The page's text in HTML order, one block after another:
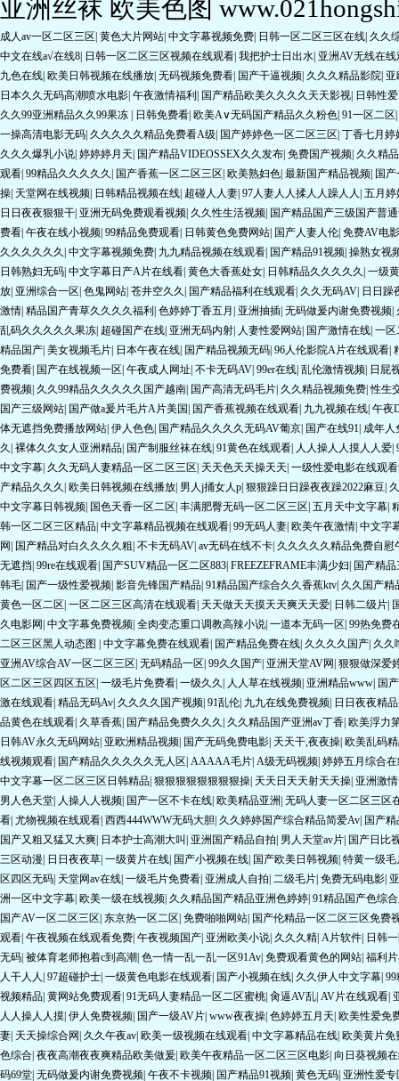
成人av一区二区三区|黄色大片网站|中文字幕视频免费| 日韩一区二区三区在线|久久
中文在线a√在线8|日韩一区二区三区视频在线观看|我把护士日出水|亚洲AV无线在线
九色在线
欧美日韩视频在线播放|无码视频免费看| 国产干逼视频|久久久精品影院|亚
日本久久无码高潮喷水电影|午夜激情福利|国产精品欧美久久久久天天影视|日韩性
久久99亚洲精品久久99果冻 |日韩免费看|欧美A∨无码国产精品久久粉色|91一区二区|
一操高清电影无码 |久久久久久精品免费看A级 | 国产婷婷色一区二区三区 | 丁香七月婷
久久久爆乳小说|婷婷婷月天 |国产精品VIDEOSSEX久久发布 |免费国产视频|久久精
观看 |99精品久久久久久 |国产香蕉一区二区三区|欧美熟妇色| 最新国产精品视频| 国
操|天堂网在线视频 |日韩精品视频在线|超碰人人妻|97人妻人人揉人人躁人人|五月婷
日日夜夜狠狠干|亚洲无码免费观看视频|久久性生活视频|国产精品国产三级国产普
费看|午夜在线小视频|99精品免费观看|日韩黄色免费网站 |国产人妻人伦|免费AV电
久久久久久久| 中文字幕视频免费|九九精品视频在线观看|国产精品91视频 |操熟女视
日韩熟妇无码 | 中文字幕日产A片在线看|黄色大香蕉处女| 日韩精品久久久久久|一级
放|亚洲综合一区|色鬼网站|苍井空久久|国产精品福利在线观看|久久无码AV| 日日躁
激情|精品国产青草久久久久福利|色婷婷丁香五月|亚洲抽插|无码做爰内谢免费视频|
乱码久久久久久果冻| 超碰国产在线| 亚洲无码内射| 人妻性爱网站|国产激情在线|一区
精品国产 |美女视频毛片|日本午夜在线|国产精品视频无码|96人伦影院A片在线观看|
免费看|国产在线视频一区|午夜成人网址|不卡无码AV|99er在线 |乱伦激情视频|日屁
费视频| 久久99精品久久久久久国产越南| 国产高清无码毛片 |久久精品视频免费| 性生
国产三级网站|国产做a爰片毛片A片美国 |国产香蕉视频在线观看 |九九视频在线 |午夜
体无遮挡免费播放网站|伊人色色 |国产精品久久久久无码AV葡京 |国产在线91|成年人
久|裸体久久女人亚洲精品 国产制服丝袜在线 |91黄色在线观看|人人操人人摸人人爱
中文字幕| 久久无码人妻精品一区二区三区|天天色天天操天天|一级性爱电影在线观看
产精品久久久| 欧美日韩视频在线播放|男人j捅女人p| 狠狠躁日日躁夜夜躁2022麻豆|
中文字幕日韩视频|国色天香一区二区| 丰满肥臀无码一区二区三区|五月天中文字幕 |
韩一区二区三区精品| 中文字幕精品视频在线观看|99无码人妻|欧美午夜激情|中文字
网
国产精品对白久久久久粗|不卡无码AV|av无码在线不卡 |久久久久久精品免费自慰
无遮挡|99re在线观看 国产SUV精品一区二区883|FREEZEFRAME丰满少妇| 国产精品
韩毛|国产一级性爱视频|影音先锋国产精品|91精品国产综合久久香蕉ktv|久久国产精
黄色一区二区|一区二区三区高清在线观看|天天做天天摸天天爽天天爱 | 日韩二级片|
久电影网|中文字幕免费视频|全肉变态重口调教高辣小说|一道本无码一区|99热免费
二区三区黑人动态图 |中文字幕免费在线观看|国产精品免费在线|久久久久国产 |久久
亚洲AV综合AV一区二区三区|无码精品一区|99久久国产| 亚洲天堂AV网 狠狠做深爱
区二区三区四区五区|一级毛片免费看|一级久久| 人人草在线视频|亚洲精品www|国
激在线观看|精品无码Av|久久久久国产视频 |91乱伦 | 九九在线免费视频|日日夜夜精品
品黄色在线观看| 久草香蕉| 国产精品免费久久久| 久久精品国产亚洲av丁香 |欧美浮力
日韩AV永久无码网站|亚欧洲精品视频 |国产无码免费电影 |天天干,夜夜操|欧美乱码
线视频观看| 国产精品久久久久久无人区|AAAAA毛片| A级无码视频|婷婷五月综合
中文字幕一区二区三区日韩精品| 狠狠狠狠狠狠狠狠操| 天天日天天射天天操| 亚洲激
男人色天堂 |人操人人视频|国产一区不卡在线|欧美精品亚洲| 无码人妻一区二区三区
看 尤物视频在线观看 |西西444WWW无码大胆 |久久婷婷国产综合精品简爱Av|国产精
国产又粗又猛又大爽|日本护士高潮大叫|亚洲国产精品自拍|男人天堂av片|国产日比
三区动漫|日日夜夜草 |一级黄片在线|国产小视频在线| 国产欧美日韩视频|特黄一级毛
区四区无码| 天堂网av在线|一级毛片免费看|亚洲成人自拍|二级毛片|免费无码电影 |
洲一区中文字幕|欧美一级在线视频|久久精品国产精品亚洲色婷婷|91精品国产色综
国产AV一区二区三区
东京热一区二区 |免费啪啪网站|国产伦精品一区二区三区免费
观看|午夜视频在线观看免费| 午夜视频国产|亚洲欧美小说|久久久精|A片软件|日韩
无码| 被体育老师抱着c到高潮 |色一情一乱一乱一区91Av|免费观看黄色的网站| 福利
人干人人|97超碰护士 一级黄色电影在线观看| 国产小视频在线|久久伊人中文字幕|
视频精品 | 黄网站免费观看|91无码人妻精品一区二区蜜桃|肏逼AV乱 |AV片在线观看|
人人操人人摸|伊人免费视频| 国产一级AV片 www夜夜操| 色婷婷五月天|欧美性爱免
妻
天天操综合网 久久午夜av |欧美一级视频在线观看|中文字幕精品在线 |欧美黄片免
色综合|夜夜高潮夜夜爽精品欧美做爰|欧美午夜精品一区二区三区电影|向日葵视频
码69堂 | 无码做爰内谢免费视频|午夜不卡视频|国产精品91视频|黄色无码| 亚洲性爱专
在线|小雪被体育老师抱到仓库| 亚洲AV永久无码精品|丁香九月婷婷 |亚洲免费成人|